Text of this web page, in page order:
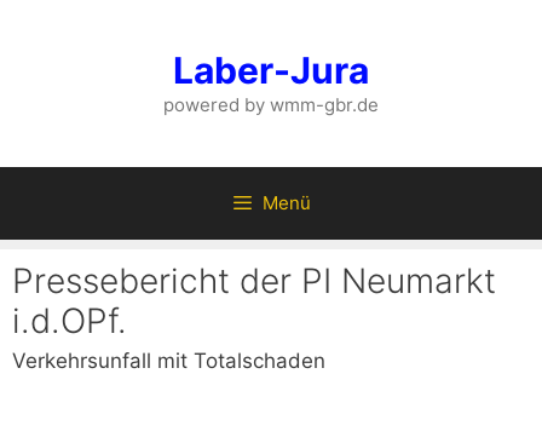
Laber-Jura
powered by wmm-gbr.de
Menü
Pressebericht der PI Neumarkt
i.d.OPf.
Verkehrsunfall mit Totalschaden